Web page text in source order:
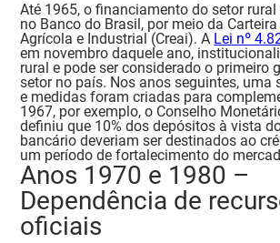
Até 1965, o financiamento do setor
no Banco do Brasil, por meio da
Agrícola e Industrial (Creai). A Lei nº
em novembro daquele ano,
rural e pode ser considerado o primeiro
setor no país. Nos anos seguintes, uma
e medidas foram criadas para
1967, por exemplo, o Conselho
definiu que 10% dos depósitos à vista
bancário deveriam ser destinados ao
um período de fortalecimento do
Anos 1970 e 1980 –
Dependência de
oficiais